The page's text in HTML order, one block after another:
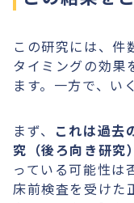
この研究には、件
タイミングの効果
ます。一方で、い
まず、 これは過去
究（後ろ向き研究）
っている可能性は
床前検査を受けた